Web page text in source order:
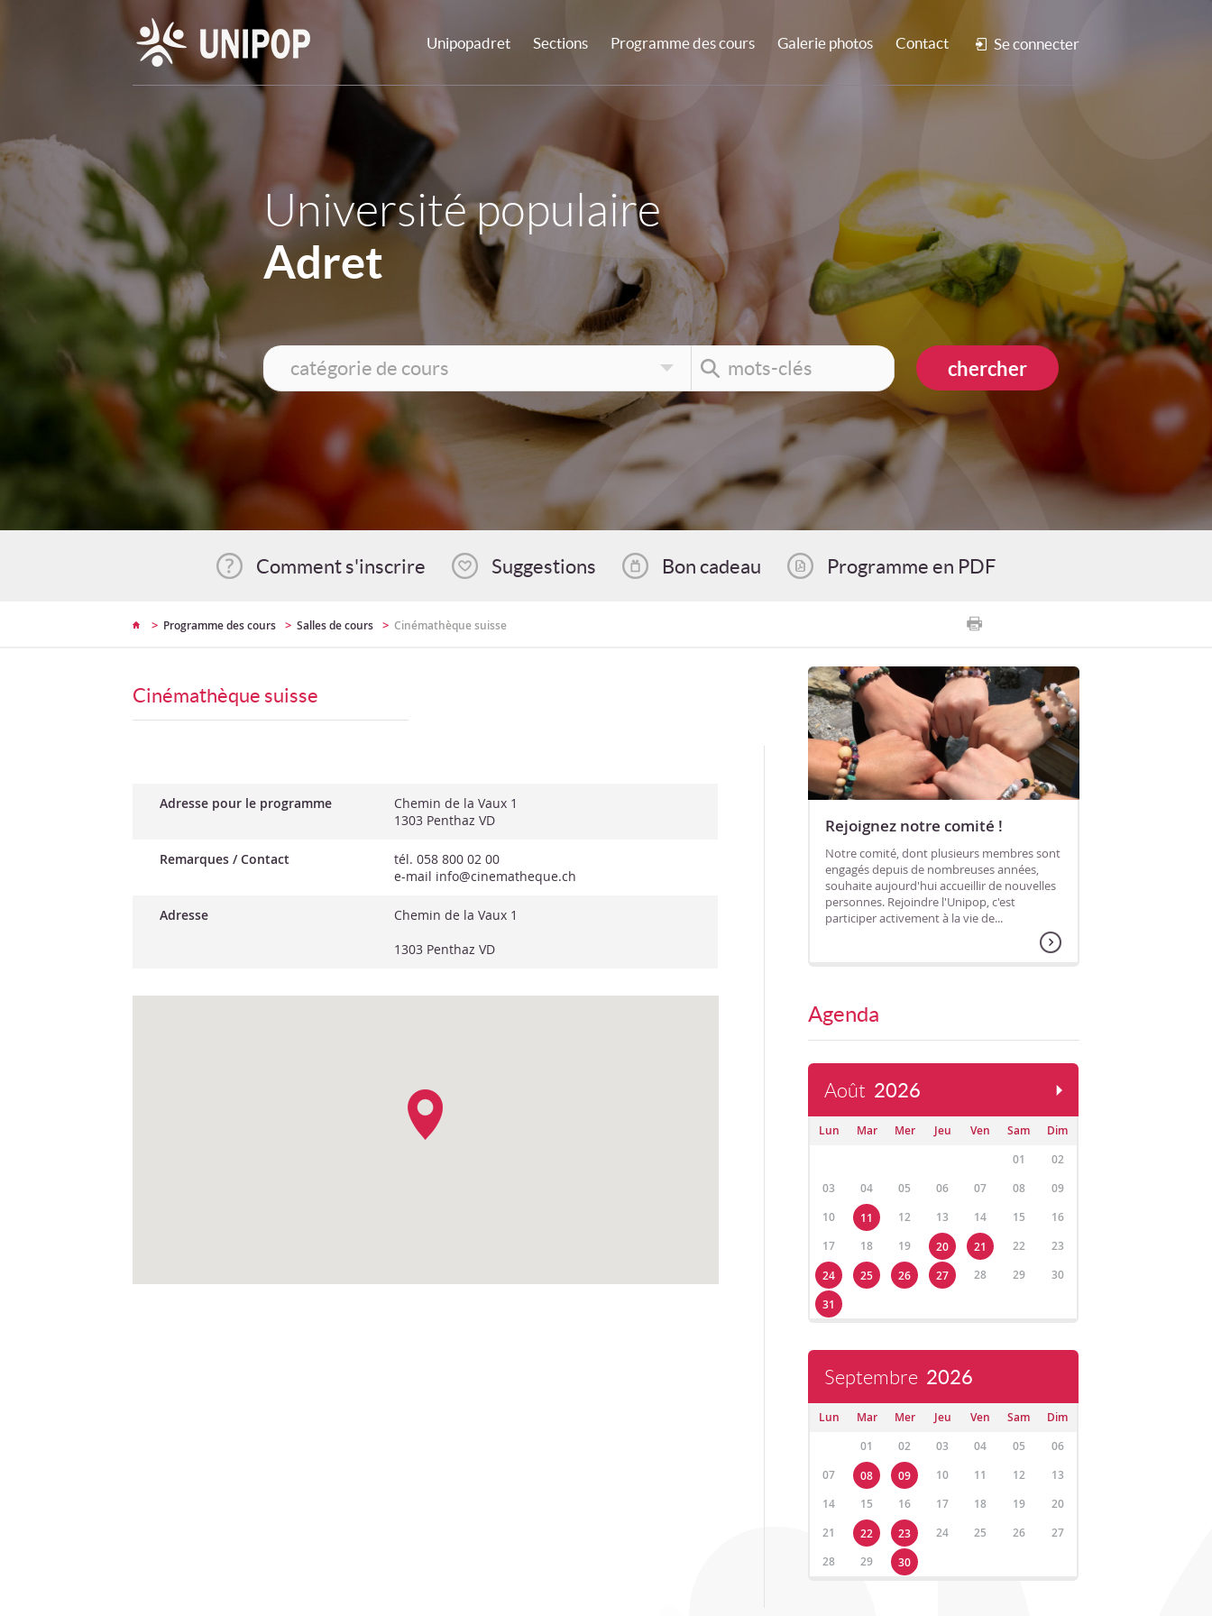
Unipopadret Sections Programme des cours Galerie photos Contact Se connecter
Université populaire
Adret
Comment s'inscrire Suggestions Bon cadeau Programme en PDF
> Programme des cours > Salles de cours > Cinémathèque suisse
Cinémathèque suisse
Adresse pour le programme
Chemin de la Vaux 1
1303 Penthaz VD
Remarques / Contact
tél. 058 800 02 00
e-mail info@cinematheque.ch
Adresse
Chemin de la Vaux 1
1303 Penthaz VD
Rejoignez notre comité !
Notre comité, dont plusieurs membres sont
engagés depuis de nombreuses années,
souhaite aujourd'hui accueillir de nouvelles
personnes. Rejoindre l'Unipop, c'est
participer activement à la vie de...
Agenda
Août 2026
Lun Mar Mer Jeu Ven Sam
Dim
01
02
03
04 05 06 07 08
09
10
11 12 13 14 15
16
17
18 19 20 21 22
23
24
25 26 27 28 29
30
31
Septembre 2026
Lun Mar Mer Jeu Ven Sam
Dim
01
02 03 04 05
06
07
08 09 10 11 12
13
14
15 16 17 18 19
20
21
22 23 24 25 26
27
28
29 30